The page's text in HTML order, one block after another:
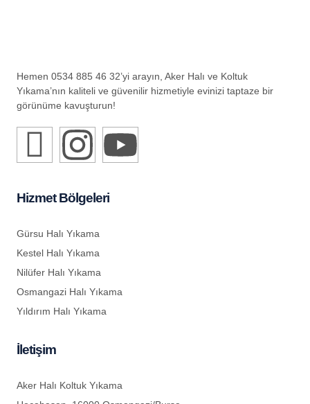
Hemen 0534 885 46 32’yi arayın, Aker Halı ve Koltuk
Yıkama’nın kaliteli ve güvenilir hizmetiyle evinizi taptaze bir
görünüme kavuşturun!
Hizmet Bölgeleri
Gürsu Halı Yıkama
Kestel Halı Yıkama
Nilüfer Halı Yıkama
Osmangazi Halı Yıkama
Yıldırım Halı Yıkama
İletişim
Aker Halı Koltuk Yıkama